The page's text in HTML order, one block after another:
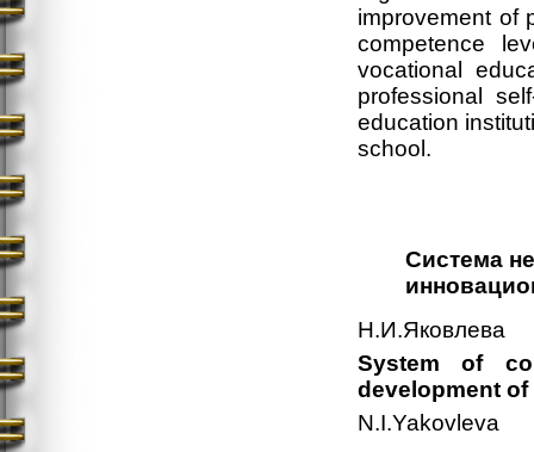
improvement of
competence
vocational
professional
education
school.
Система
Н.И.Яковлева
System of
development
N.I.Yakovleva